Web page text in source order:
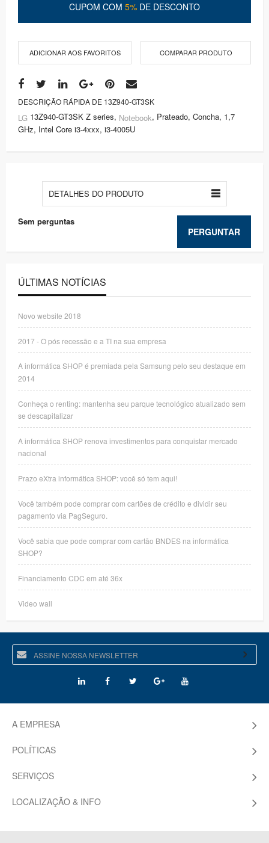
CUPOM COM 5% DE DESCONTO
ADICIONAR AOS FAVORITOS COMPARAR PRODUTO
DESCRIÇÃO RÁPIDA DE 13Z940-GT3SK
LG 13Z940-GT3SK Z series, Notebook, Prateado, Concha, 1,7
GHz, Intel Core i3-4xxx, i3-4005U
DETALHES DO PRODUTO
PERGUNTAR
Sem perguntas
ÚLTIMAS NOTÍCIAS
Novo website 2018
2017 - O pós recessão e a TI na sua empresa
A informática SHOP é premiada pela Samsung pelo seu destaque em
2014
Conheça o renting: mantenha seu parque tecnológico atualizado sem
se descapitalizar
A informática SHOP renova investimentos para conquistar mercado
nacional
Prazo eXtra informática SHOP: você só tem aqui!
Você também pode comprar com cartões de crédito e dividir seu
pagamento via PagSeguro.
Você sabia que pode comprar com cartão BNDES na informática
SHOP?
Financiamento CDC em até 36x
Video wall
A EMPRESA
POLÍTICAS
SERVIÇOS
LOCALIZAÇÃO & INFO